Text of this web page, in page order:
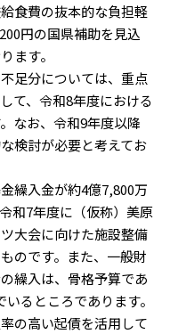
食費の抜本的な負担軽
円の国県補助を見込
ます。
足分については、重点
て、令和8年度における
なお、令和9年度以降
検討が必要と考えてお
繰入金が約4億7,800万
和7年度に（仮称）美原
大会に向けた施設整備
のです。また、一般財
繰入は、骨格予算であ
るところであります。
の高い起債を活用して